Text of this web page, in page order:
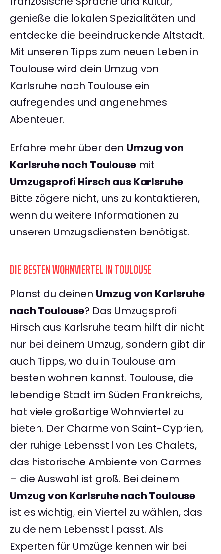
genieße die lokalen Spezialitäten und
entdecke die beeindruckende Altstadt.
Mit unseren Tipps zum neuen Leben in
Toulouse wird dein Umzug von
Karlsruhe nach Toulouse ein
aufregendes und angenehmes
Abenteuer.
Erfahre mehr über den Umzug von
Karlsruhe nach Toulouse mit
Umzugsprofi Hirsch aus Karlsruhe.
Bitte zögere nicht, uns zu kontaktieren,
wenn du weitere Informationen zu
unseren Umzugsdiensten benötigst.
DIE BESTEN WOHNVIERTEL IN TOULOUSE
Planst du deinen Umzug von Karlsruhe
nach Toulouse? Das Umzugsprofi
Hirsch aus Karlsruhe team hilft dir nicht
nur bei deinem Umzug, sondern gibt dir
auch Tipps, wo du in Toulouse am
besten wohnen kannst. Toulouse, die
lebendige Stadt im Süden Frankreichs,
hat viele großartige Wohnviertel zu
bieten. Der Charme von Saint-Cyprien,
der ruhige Lebensstil von Les Chalets,
das historische Ambiente von Carmes
– die Auswahl ist groß. Bei deinem
Umzug von Karlsruhe nach Toulouse
ist es wichtig, ein Viertel zu wählen, das
zu deinem Lebensstil passt. Als
Experten für Umzüge kennen wir bei